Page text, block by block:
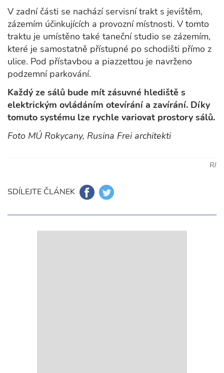
V zadní části se nachází servisní trakt s jevištěm,
zázemím účinkujících a provozní místnosti. V tomto
traktu je umístěno také taneční studio se zázemím,
které je samostatně přístupné po schodišti přímo z
ulice. Pod přístavbou a piazzettou je navrženo
podzemní parkování.
Každý ze sálů bude mít zásuvné hlediště s
elektrickým ovládáním otevírání a zavírání. Díky
tomuto systému lze rychle variovat prostory sálů.
Foto MÚ Rokycany, Rusina Frei architekti
RJ
SDÍLEJTE ČLÁNEK